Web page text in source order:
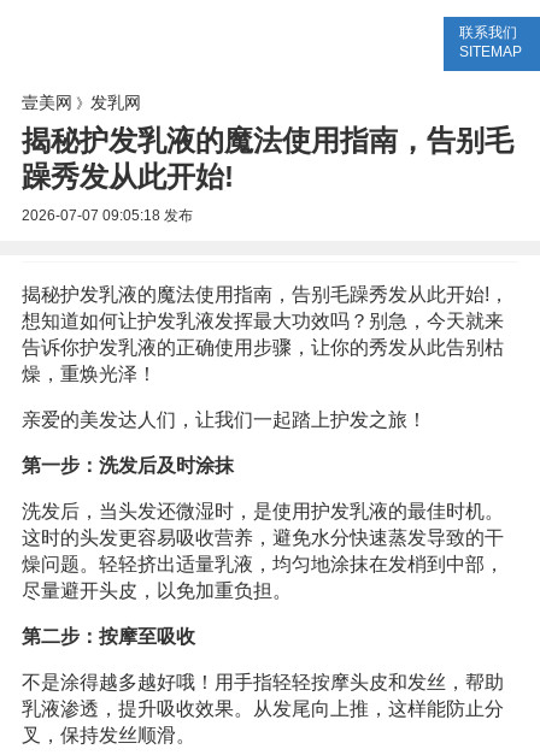
联系我们
SITEMAP
壹美网 》 发乳网
揭秘护发乳液的魔法使用指南，告别毛
躁秀发从此开始!
2026-07-07 09:05:18发布
揭秘护发乳液的魔法使用指南，告别毛躁秀发从此开始!，
想知道如何让护发乳液发挥最大功效吗？别急，今天就来
告诉你护发乳液的正确使用步骤，让你的秀发从此告别枯
燥，重焕光泽！
亲爱的美发达人们，让我们一起踏上护发之旅！
第一步：洗发后及时涂抹
洗发后，当头发还微湿时，是使用护发乳液的最佳时机。
这时的头发更容易吸收营养，避免水分快速蒸发导致的干
燥问题。轻轻挤出适量乳液，均匀地涂抹在发梢到中部，
尽量避开头皮，以免加重负担。
第二步：按摩至吸收
不是涂得越多越好哦！用手指轻轻按摩头皮和发丝，帮助
乳液渗透，提升吸收效果。从发尾向上推，这样能防止分
叉，保持发丝顺滑。